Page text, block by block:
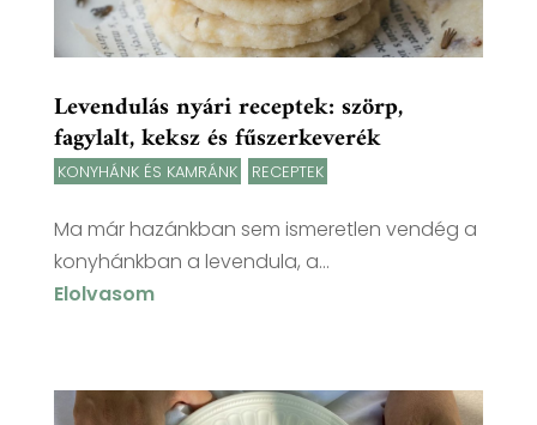
Levendulás nyári receptek: szörp,
fagylalt, keksz és fűszerkeverék
KONYHÁNK ÉS KAMRÁNK RECEPTEK
Ma már hazánkban sem ismeretlen vendég a
konyhánkban a levendula, a...
Elolvasom